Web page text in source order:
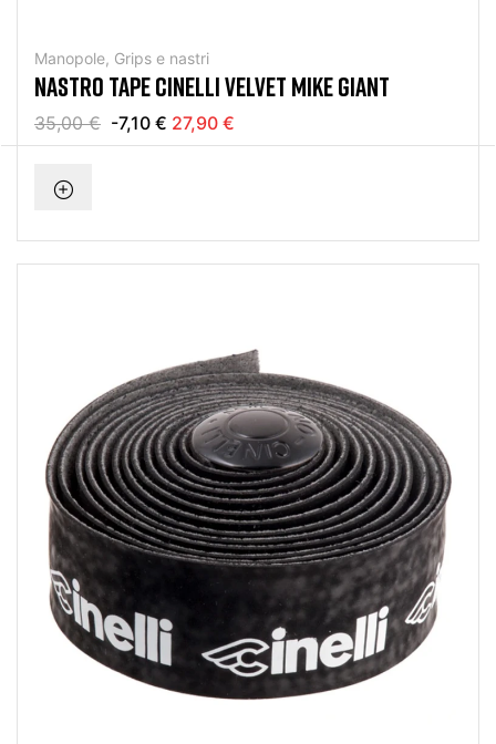
Manopole, Grips e nastri
NASTRO TAPE CINELLI VELVET MIKE GIANT
35,00 € -7,10 € 27,90 €